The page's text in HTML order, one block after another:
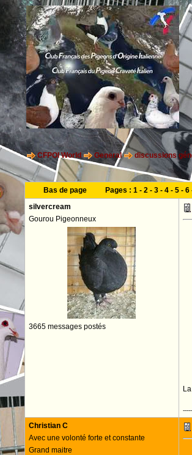
CFPOI World General discussions
Bas de page Pages : 1- 2- 3- 4- 5- 6
silvercream
Gourou Pigeonneux
3665 messages postés
Christian C
Avec une volonté forte et constante
Grand maitre